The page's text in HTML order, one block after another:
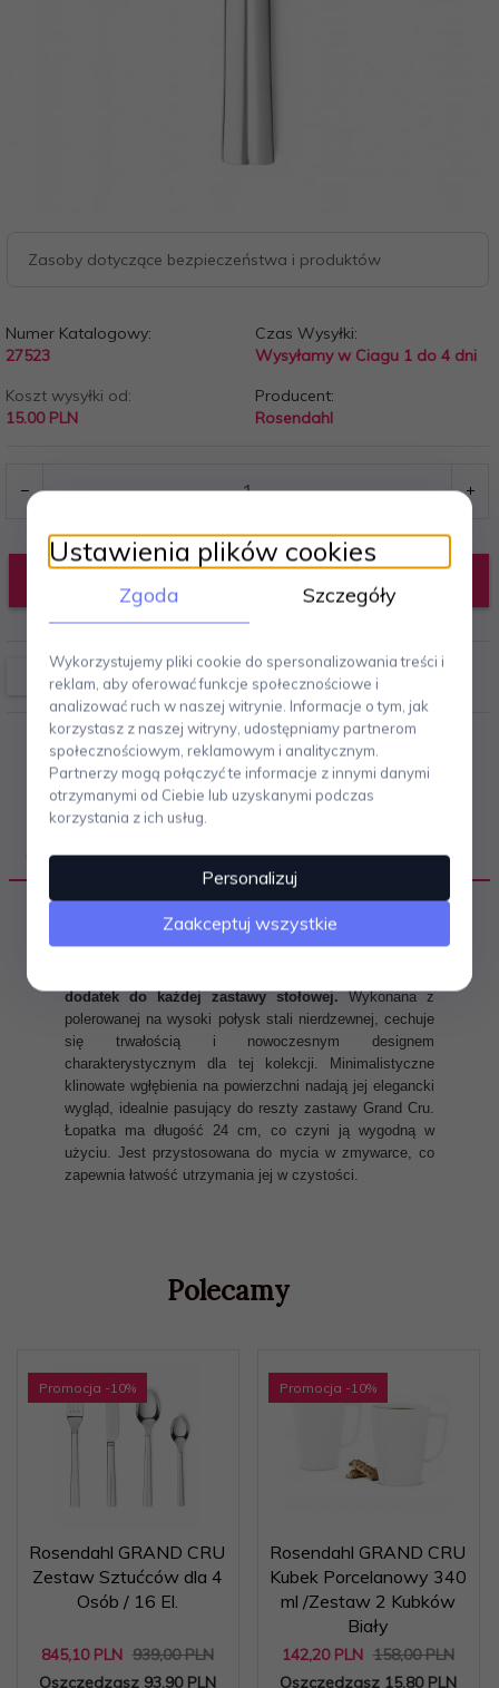
Zasoby dotyczące bezpieczeństwa i produktów
Numer Katalogowy:
27523
Czas Wysyłki:
Wysyłamy w Ciagu 1 do 4 dni
Koszt wysyłki od:
15.00 PLN
Producent:
Rosendahl
OPIS PRODUKTU
Łopatka do ciasta z kolekcji Grand Cru od duńskiej
dodatek do każdej zastawy stołowej.Wykonana z
polerowanej na wysoki połysk stali nierdzewnej, cechuje
się trwałością i nowoczesnym designem
charakterystycznym dla tej kolekcji. Minimalistyczne
klinowate wgłębienia na powierzchni nadają jej elegancki
wygląd, idealnie pasujący do reszty zastawy Grand Cru.
Łopatka ma długość 24 cm, co czyni ją wygodną w
użyciu. Jest przystosowana do mycia w zmywarce, co
zapewnia łatwość utrzymania jej w czystości.
Polecamy
Promocja -10%
Rosendahl GRAND CRU
Zestaw Sztućców dla 4
Osób / 16 El.
845,10 PLN 939,00 PLN
Oszczędzasz 93.90 PLN
Promocja -10%
Rosendahl GRAND CRU
Kubek Porcelanowy 340
ml /Zestaw 2 Kubków
Biały
142,20 PLN 158,00 PLN
Oszczędzasz 15.80 PLN
Ustawienia plików cookies
Zgoda Szczegóły
Wykorzystujemy pliki cookie do spersonalizowania treści i
reklam, aby oferować funkcje społecznościowe i
analizować ruch w naszej witrynie. Informacje o tym, jak
korzystasz z naszej witryny, udostępniamy partnerom
społecznościowym, reklamowym i analitycznym.
Partnerzy mogą połączyć te informacje z innymi danymi
otrzymanymi od Ciebie lub uzyskanymi podczas
korzystania z ich usług.
Personalizuj
Zaakceptuj wszystkie